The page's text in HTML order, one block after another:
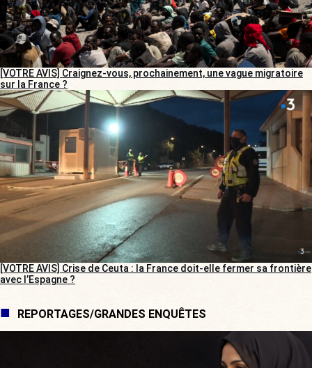
[VOTRE AVIS] Craignez-vous, prochainement, une vague migratoire
sur la France ?
[VOTRE AVIS] Crise de Ceuta : la France doit-elle fermer sa frontière
avec l’Espagne ?
REPORTAGES/GRANDES ENQUÊTES